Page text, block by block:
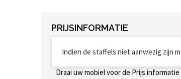
PRIJSINFORMATIE
Indien de staffels niet aanwezig zijn
Draai uw mobiel voor de Prijs informatie